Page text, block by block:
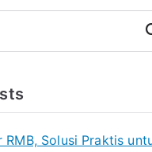
RMB, Solusi Praktis